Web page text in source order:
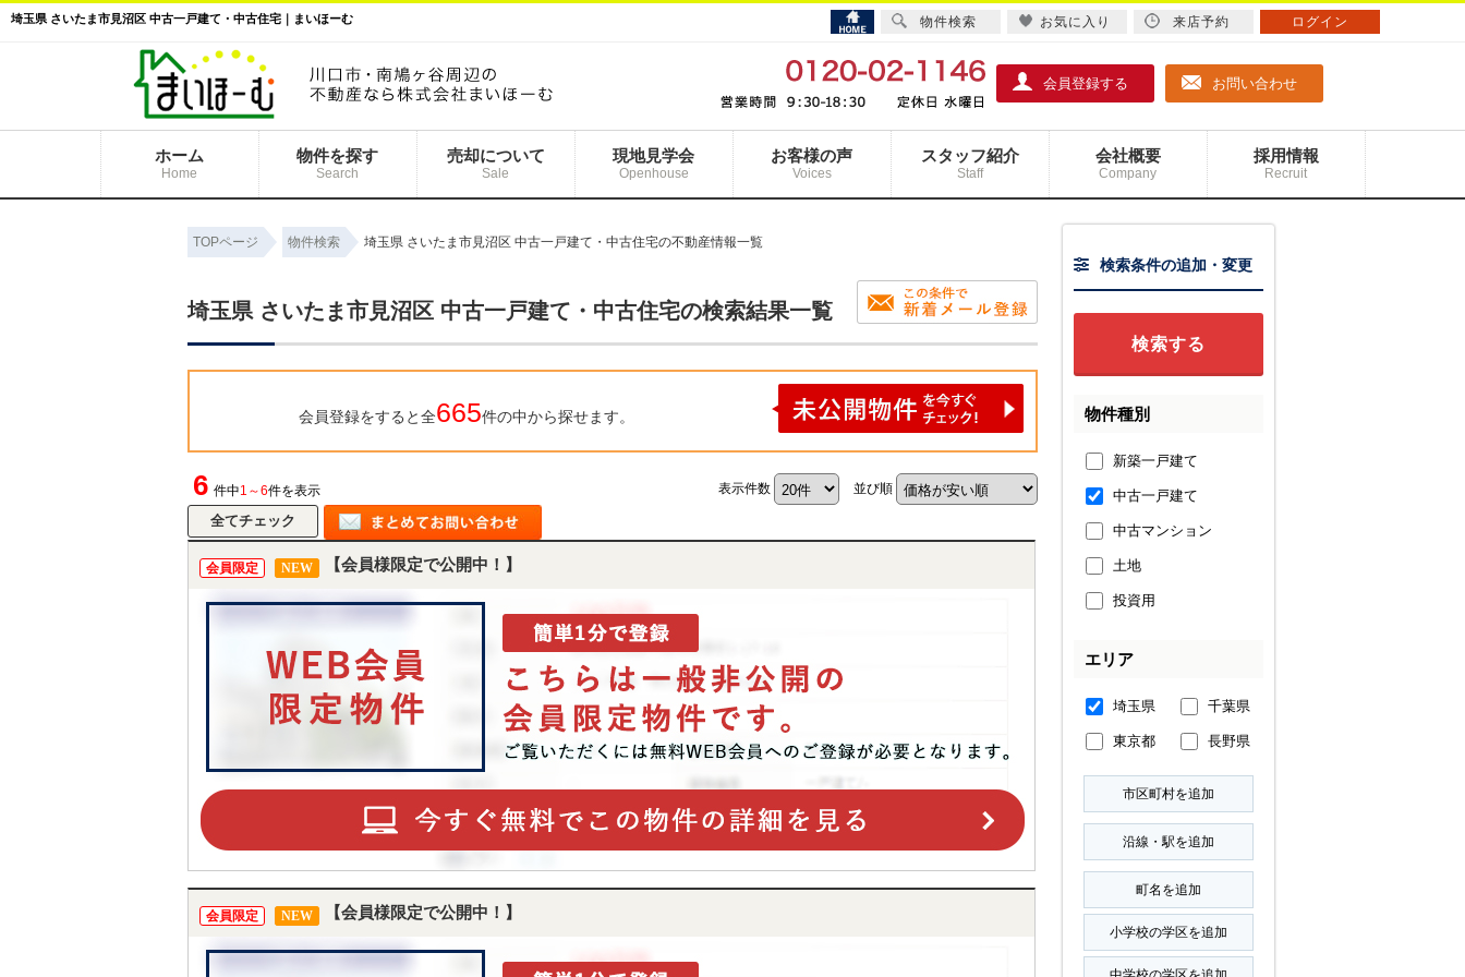
埼玉県 さいたま市見沼区 中古一戸建て・中古住宅｜まいほーむ
会員登録する お問い合わせ
ホーム
Home
物件を探す
Search
売却について
Sale
現地見学会
Openhouse
お客様の声
Voices
スタッフ紹介
Staff
会社概要
Company
採用情報
Recruit
TOPページ 物件検索 埼玉県 さいたま市見沼区 中古一戸建て・中古住宅の不動産情報一覧
埼玉県 さいたま市見沼区 中古一戸建て・中古住宅の検索結果一覧
会員登録をすると全665件の中から探せます。
6 件中1～6件を表示 表示件数 並び順
会員限定 NEW 【会員様限定で公開中！】
会員限定 NEW 【会員様限定で公開中！】
検索条件の追加・変更
物件種別
新築一戸建て
中古一戸建て
中古マンション
土地
投資用
エリア
埼玉県 千葉県
東京都 長野県
物件検索 お気に入り 来店予約 ログイン